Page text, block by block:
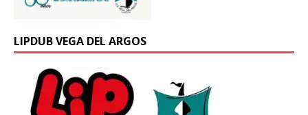
LIPDUB VEGA DEL ARGOS